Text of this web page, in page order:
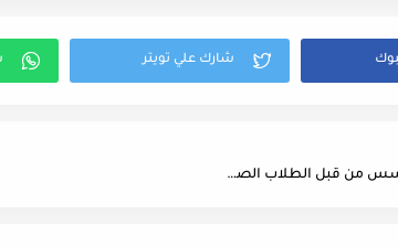
الصين | تقرير بلجيكا بشأن التجسس من قبل الطلاب الصينيين لا أساس له من الصحة